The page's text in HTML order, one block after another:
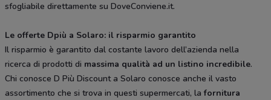
sfogliabile direttamente su DoveConviene.it.
Le offerte Dpiù a Solaro: il risparmio garantito
Il risparmio è garantito dal costante lavoro dell’azienda nella
ricerca di prodotti di massima qualità ad un listino incredibile.
Chi conosce D Più Discount a Solaro conosce anche il vasto
assortimento che si trova in questi supermercati, lafornitura